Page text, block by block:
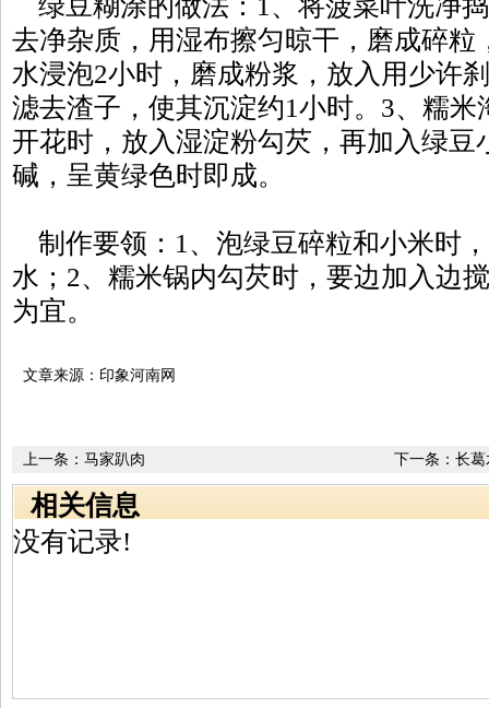
绿豆糊涂的做法：1、将菠菜叶洗净
去净杂质，用湿布擦匀晾干，磨成碎粒
水浸泡2小时，磨成粉浆，放入用少许
滤去渣子，使其沉淀约1小时。3、糯
开花时，放入湿淀粉勾芡，再加入绿豆
碱，呈黄绿色时即成。
制作要领：1、泡绿豆碎粒和小米时
水；2、糯米锅内勾芡时，要边加入边
为宜。
文章来源：印象河南网
下一条： 长葛
上一条： 马家趴肉
相关信息
没有记录!